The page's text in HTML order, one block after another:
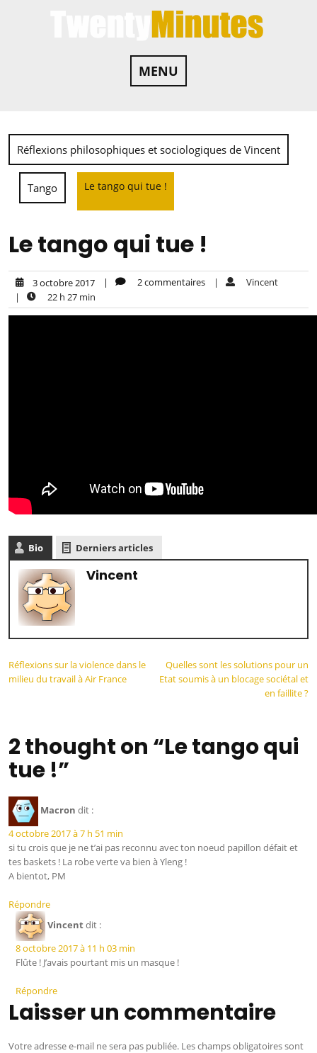
MENU
Réflexions philosophiques et sociologiques de Vincent
Tango Le tango qui tue !
Le tango qui tue !
3 octobre 2017 | 2 commentaires |
Vincent
|
22 h 27 min
Bio Derniers articles
Vincent
Réflexions sur la violence dans le
milieu du travail à Air France
Quelles sont les solutions pour un
Etat soumis à un blocage sociétal et
en faillite ?
2 thought on “Le tango qui
tue !”
Macron dit :
4 octobre 2017 à 7 h 51 min
si tu crois que je ne t’ai pas reconnu avec ton noeud papillon défait et
tes baskets ! La robe verte va bien à Yleng !
A bientot, PM
Répondre
Vincentdit :
8 octobre 2017 à 11 h 03 min
Flûte ! J’avais pourtant mis un masque !
Répondre
Laisser un commentaire
Votre adresse e-mail ne sera pas publiée. Les champs obligatoires sont